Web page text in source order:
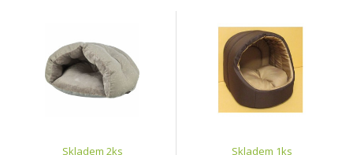
je možné tedy neustále
variantu kukaně i otevřeného
pelíšku střídat. Jeho
hypoalergenní a
antibakteriální vlastnosti z něj
dělají ideální volbu pro zvířata
Skladem 2ks Skladem 1ks